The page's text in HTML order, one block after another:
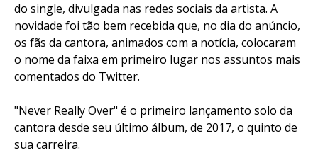
do single, divulgada nas redes sociais da artista. A
novidade foi tão bem recebida que, no dia do anúncio,
os fãs da cantora, animados com a notícia, colocaram
o nome da faixa em primeiro lugar nos assuntos mais
comentados do Twitter.
"Never Really Over" é o primeiro lançamento solo da
cantora desde seu último álbum, de 2017, o quinto de
sua carreira.